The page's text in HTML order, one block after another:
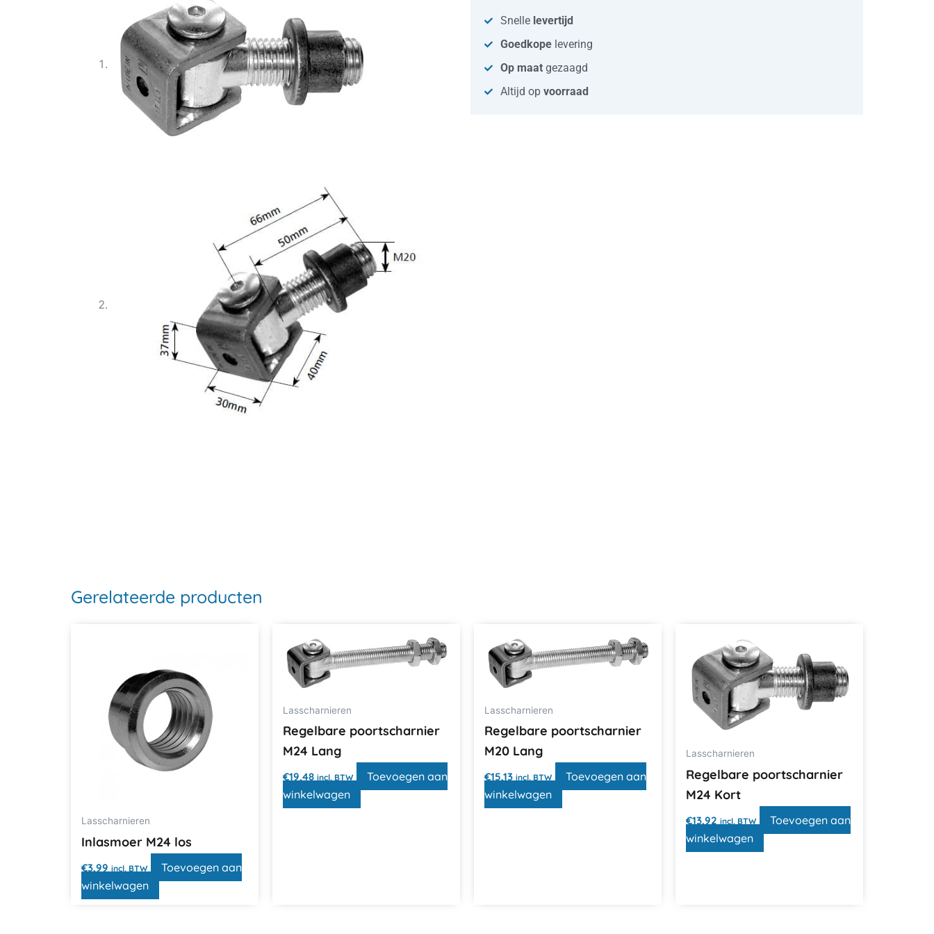
Snelle levertijd
Goedkope levering
Op maat gezaagd
Altijd opvoorraad
Gerelateerde producten
Lasscharnieren
Inlasmoer M24 los
€3,99 incl. BTW
Toevoegen aan
winkelwagen
Lasscharnieren
Regelbare poortscharnier
M24 Lang
€19,48 incl. BTW
Toevoegen aan
winkelwagen
Lasscharnieren
Regelbare poortscharnier
M20 Lang
€15,13 incl. BTW
Toevoegen aan
winkelwagen
Lasscharnieren
Regelbare poortscharnier
M24 Kort
€13,92 incl. BTW
Toevoegen aan
winkelwagen